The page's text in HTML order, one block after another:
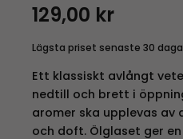
129,00 kr
Lägsta priset senaste 30
Ett klassiskt avlångt
nedtill och brett i
aromer ska upplevas av
och doft. Ölglaset ger